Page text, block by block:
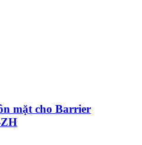
mặt cho Barrier